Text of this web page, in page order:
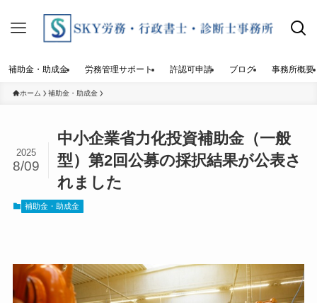
補助金・助成金 労務管理サポート 許認可申請 ブログ 事務所概要
ホーム 補助金・助成金
中小企業省力化投資補助金（一般
型）第2回公募の採択結果が公表さ
れました
2025
8/09
補助金・助成金